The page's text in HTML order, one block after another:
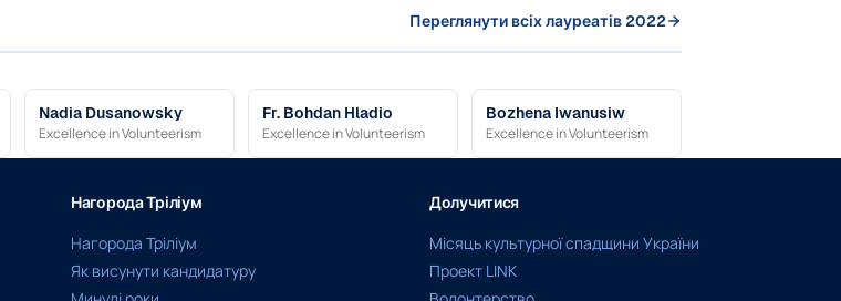
Переглянути всіх лауреатів 2022
Nadia Dusanowsky
Excellence in Volunteerism
Fr. Bohdan Hladio
Excellence in Volunteerism
Bozhena Iwanusiw
Excellence in Volunteerism
Нагорода Тріліум
Нагорода Тріліум
Як висунути кандидатуру
Долучитися
Місяць культурної спадщини України
Проект LINK